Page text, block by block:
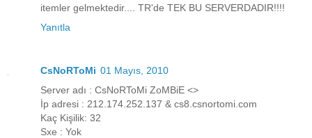
itemler gelmektedir.... TR'de TEK BU SERVERDADIR!!!!
Yanıtla
CsNoRToMi 01 Mayıs, 2010
Server adı : CsNoRToMi ZoMBiE <>
İp adresi : 212.174.252.137 & cs8.csnortomi.com
Kaç Kişilik: 32
Sxe : Yok